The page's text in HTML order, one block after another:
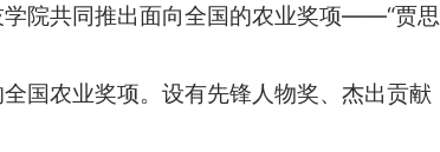
院共同推出面向全国的农业奖项——“贾思
国农业奖项。设有先锋人物奖、杰出贡献